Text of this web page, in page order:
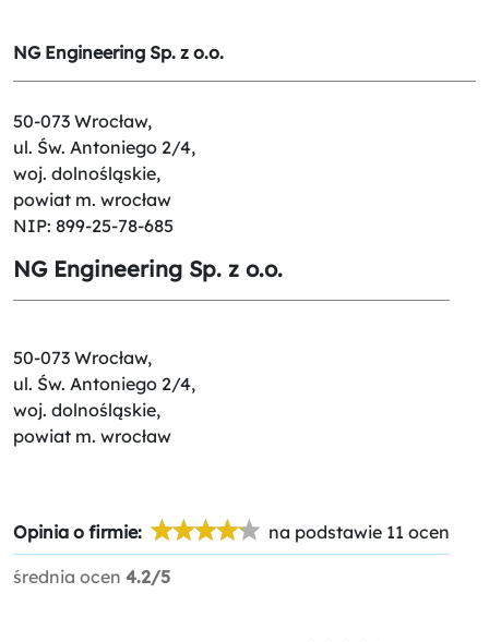
NG Engineering Sp. z o.o.
50-073 Wrocław,
ul. Św. Antoniego 2/4,
woj. dolnośląskie,
powiat m. wrocław
NIP: 899-25-78-685
NG Engineering Sp. z o.o.
50-073 Wrocław,
ul. Św. Antoniego 2/4,
woj. dolnośląskie,
powiat m. wrocław
Opinia o firmie: na podstawie 11 ocen
średnia ocen 4.2/5